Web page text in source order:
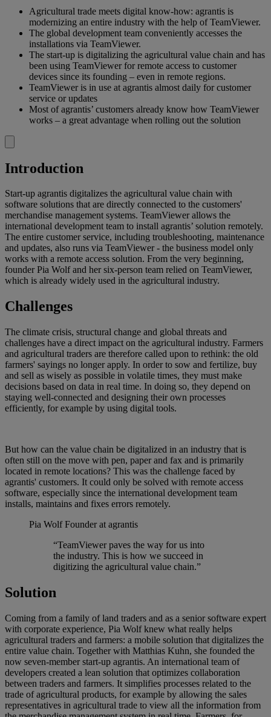
Agricultural trade meets digital know-how: agrantis is
modernizing an entire industry with the help of TeamViewer.
The global development team conveniently accesses the
installations via TeamViewer.
The start-up is digitalizing the agricultural value chain and has
been using TeamViewer for remote access to customer
devices since its founding – even in remote regions.
TeamViewer is in use at agrantis almost daily for customer
service or updates
Most of agrantis’ customers already know how TeamViewer
works – a great advantage when rolling out the solution
Introduction
Start-up agrantis digitalizes the agricultural value chain with
software solutions that are directly connected to the customers'
merchandise management systems. TeamViewer allows the
international development team to install agrantis’ solution remotely.
The entire customer service, including troubleshooting, maintenance
and updates, also runs via TeamViewer - the business model only
works with a remote access solution. From the very beginning,
founder Pia Wolf and her six-person team relied on TeamViewer,
which is already widely used in the agricultural industry.
Challenges
The climate crisis, structural change and global threats and
challenges have a direct impact on the agricultural industry. Farmers
and agricultural traders are therefore called upon to rethink: the old
farmers' sayings no longer apply. In order to sow and fertilize, buy
and sell as wisely as possible in volatile times, they must make
decisions based on data in real time. In doing so, they depend on
staying well-connected and designing their own processes
efficiently, for example by using digital tools.
But how can the value chain be digitalized in an industry that is
often still on the move with pen, paper and fax and is primarily
located in remote locations? This was the challenge faced by
agrantis' customers. It could only be solved with remote access
software, especially since the international development team
installs, maintains and fixes errors remotely.
Pia Wolf Founder at agrantis
“TeamViewer paves the way for us into
the industry. This is how we succeed in
digitizing the agricultural value chain.”
Solution
Coming from a family of land traders and as a senior software expert
with corporate experience, Pia Wolf knew what really helps
agricultural traders and farmers: a mobile solution that digitalizes the
entire value chain. Together with Matthias Kuhn, she founded the
now seven-member start-up agrantis. An international team of
developers created a lean solution that optimizes collaboration
between traders and farmers. It simplifies processes related to the
trade of agricultural products, for example by allowing the sales
representatives in agricultural trade to view all the information from